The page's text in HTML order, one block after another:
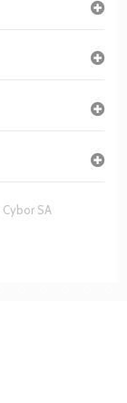
Cybor SA